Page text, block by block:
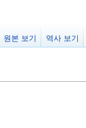
원본 보기 역사 보기